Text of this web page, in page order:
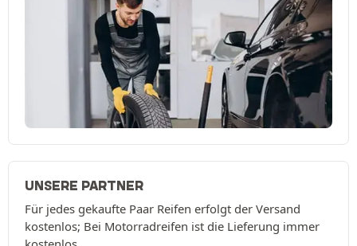
UNSERE PARTNER
Für jedes gekaufte Paar Reifen erfolgt der Versand
kostenlos; Bei Motorradreifen ist die Lieferung immer